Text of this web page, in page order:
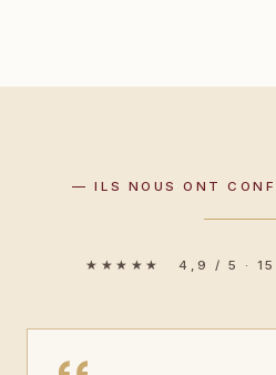
— ILS NOUS ONT
★★★★★ 4,9 / 5 · 154